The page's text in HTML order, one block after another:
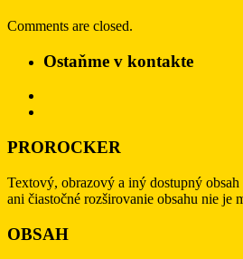
Comments are closed.
Ostaňme v kontakte
PROROCKER
Textový, obrazový a iný dostupný
ani čiastočné rozširovanie obsahu nie
OBSAH